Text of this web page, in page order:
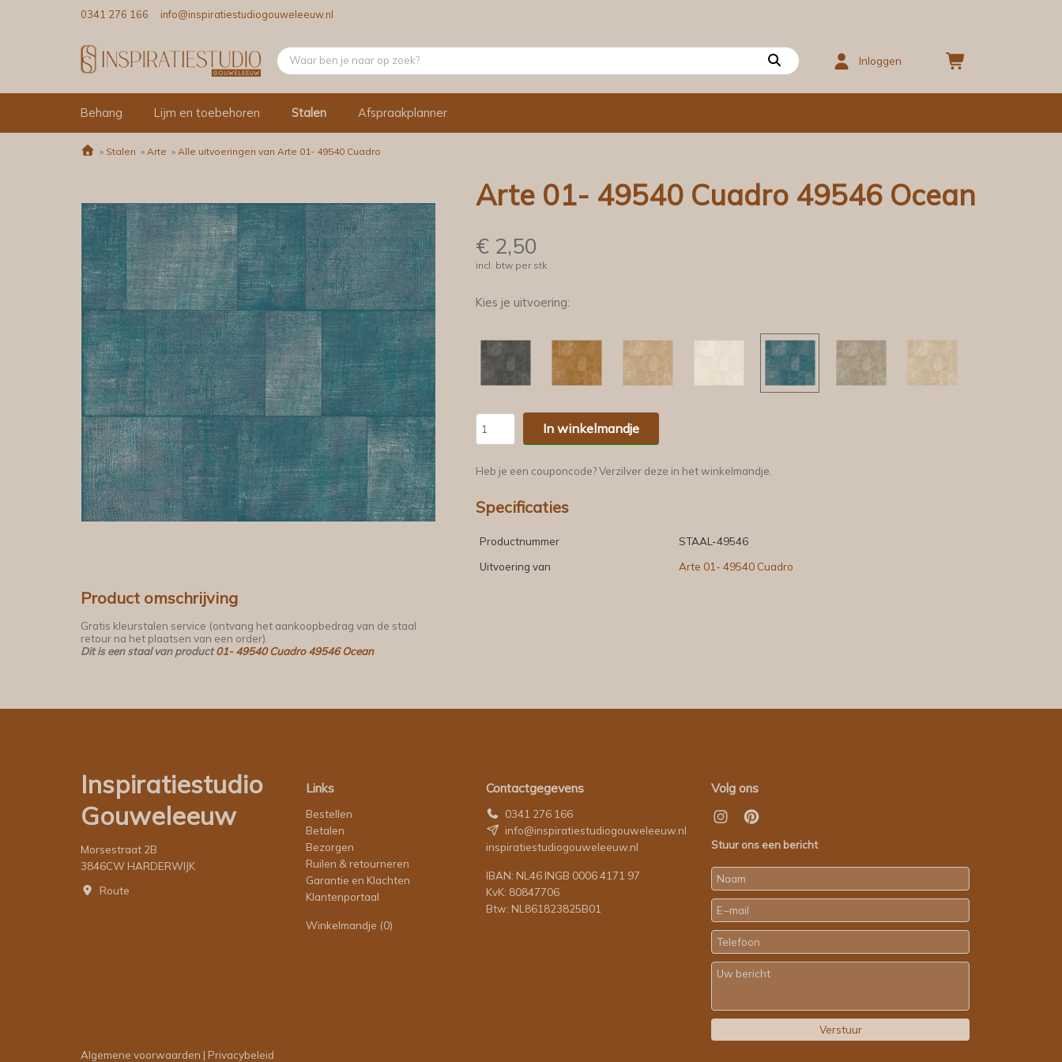
0341 276 166 info@inspiratiestudiogouweleeuw.nl
Inloggen
Behang Lijm en toebehoren Stalen Afspraakplanner
» Stalen » Arte » Alle uitvoeringen van Arte 01- 49540 Cuadro
Product omschrijving
Gratis kleurstalen service (ontvang het aankoopbedrag van de staal
retour na het plaatsen van een order).
Dit is een staal van product01- 49540 Cuadro 49546 Ocean
Arte 01- 49540 Cuadro 49546 Ocean
€ 2,50
incl. btw per stk
Kies je uitvoering:
In winkelmandje
Heb je een couponcode? Verzilver deze in het winkelmandje.
Specificaties
Productnummer
STAAL-49546
Uitvoering van
Arte 01- 49540 Cuadro
Inspiratiestudio
Gouweleeuw
Morsestraat 2B
3846CW HARDERWIJK
Route
Links
Bestellen
Betalen
Bezorgen
Ruilen & retourneren
Garantie en Klachten
Klantenportaal
Winkelmandje (0)
Contactgegevens
0341 276 166
info@inspiratiestudiogouweleeuw.nl
inspiratiestudiogouweleeuw.nl
IBAN: NL46 INGB 0006 4171 97
KvK: 80847706
Btw: NL861823825B01
Volg ons
Stuur ons een bericht
Algemene voorwaarden | Privacybeleid